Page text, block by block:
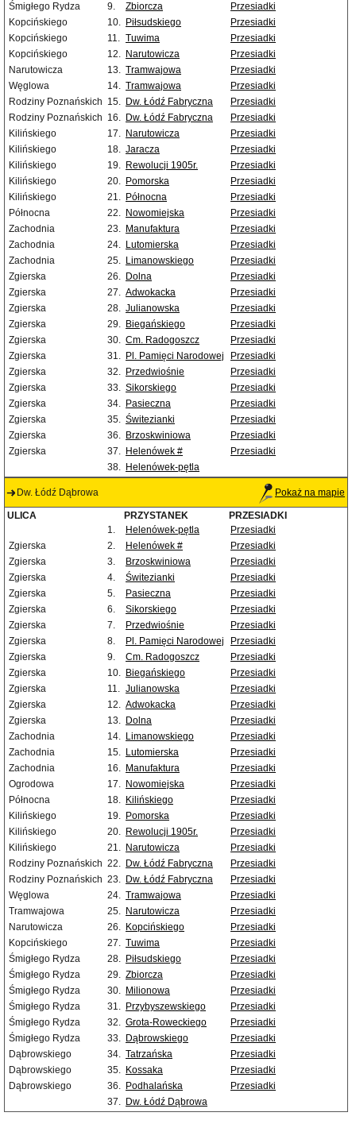
Śmigłego Rydza
9. Zbiorcza
Przesiadki
Kopcińskiego
10. Piłsudskiego
Przesiadki
Kopcińskiego
11. Tuwima
Przesiadki
Kopcińskiego
12. Narutowicza
Przesiadki
Narutowicza
13. Tramwajowa
Przesiadki
Węglowa
14. Tramwajowa
Przesiadki
Rodziny Poznańskich 15. Dw. Łódź Fabryczna
Przesiadki
Rodziny Poznańskich 16. Dw. Łódź Fabryczna
Przesiadki
Kilińskiego
17. Narutowicza
Przesiadki
Kilińskiego
18. Jaracza
Przesiadki
Kilińskiego
19. Rewolucji 1905r.
Przesiadki
Kilińskiego
20. Pomorska
Przesiadki
Kilińskiego
21. Północna
Przesiadki
Północna
22. Nowomiejska
Przesiadki
Zachodnia
23. Manufaktura
Przesiadki
Zachodnia
24. Lutomierska
Przesiadki
Zachodnia
25. Limanowskiego
Przesiadki
Zgierska
26. Dolna
Przesiadki
Zgierska
27. Adwokacka
Przesiadki
Zgierska
28. Julianowska
Przesiadki
Zgierska
29. Biegańskiego
Przesiadki
Zgierska
30. Cm. Radogoszcz
Przesiadki
Zgierska
31. Pl. Pamięci Narodowej
Przesiadki
Zgierska
32. Przedwiośnie
Przesiadki
Zgierska
33. Sikorskiego
Przesiadki
Zgierska
34. Pasieczna
Przesiadki
Zgierska
35. Świtezianki
Przesiadki
Zgierska
36. Brzoskwiniowa
Przesiadki
Zgierska
37. Helenówek #
Przesiadki
38. Helenówek-pętla
Dw. Łódź Dąbrowa Pokaż na mapie
ULICA PRZYSTANEK
PRZESIADKI
1.
Helenówek-pętla
Przesiadki
Zgierska
2. Helenówek #
Przesiadki
Zgierska
3. Brzoskwiniowa
Przesiadki
Zgierska
4. Świtezianki
Przesiadki
Zgierska
5. Pasieczna
Przesiadki
Zgierska
6. Sikorskiego
Przesiadki
Zgierska
7. Przedwiośnie
Przesiadki
Zgierska
8. Pl. Pamięci Narodowej
Przesiadki
Zgierska
9. Cm. Radogoszcz
Przesiadki
Zgierska
10. Biegańskiego
Przesiadki
Zgierska
11. Julianowska
Przesiadki
Zgierska
12. Adwokacka
Przesiadki
Zgierska
13. Dolna
Przesiadki
Zachodnia
14. Limanowskiego
Przesiadki
Zachodnia
15. Lutomierska
Przesiadki
Zachodnia
16. Manufaktura
Przesiadki
Ogrodowa
17. Nowomiejska
Przesiadki
Północna
18. Kilińskiego
Przesiadki
Kilińskiego
19. Pomorska
Przesiadki
Kilińskiego
20. Rewolucji 1905r.
Przesiadki
Kilińskiego
21. Narutowicza
Przesiadki
Rodziny Poznańskich 22. Dw. Łódź Fabryczna
Przesiadki
Rodziny Poznańskich 23. Dw. Łódź Fabryczna
Przesiadki
Węglowa
24. Tramwajowa
Przesiadki
Tramwajowa
25. Narutowicza
Przesiadki
Narutowicza
26. Kopcińskiego
Przesiadki
Kopcińskiego
27. Tuwima
Przesiadki
Śmigłego Rydza
28. Piłsudskiego
Przesiadki
Śmigłego Rydza
29. Zbiorcza
Przesiadki
Śmigłego Rydza
30. Milionowa
Przesiadki
Śmigłego Rydza
31. Przybyszewskiego
Przesiadki
Śmigłego Rydza
32. Grota-Roweckiego
Przesiadki
Śmigłego Rydza
33. Dąbrowskiego
Przesiadki
Dąbrowskiego
34. Tatrzańska
Przesiadki
Dąbrowskiego
35. Kossaka
Przesiadki
Dąbrowskiego
36. Podhalańska
Przesiadki
37. Dw. Łódź Dąbrowa